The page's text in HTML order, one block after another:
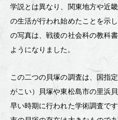
学説とは異なり、関東地方や近
の生活が行われ始めたことを示
の写真は、戦後の社会科の教科
ようになりました。
この二つの貝塚の調査は、国指
がこい）貝塚や東松島市の里浜
早い時期に行われた学術調査で